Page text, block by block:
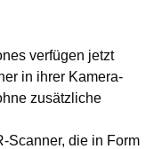
verfügen jetzt
in ihrer Kamera-
zusätzliche
Scanner, die in Form